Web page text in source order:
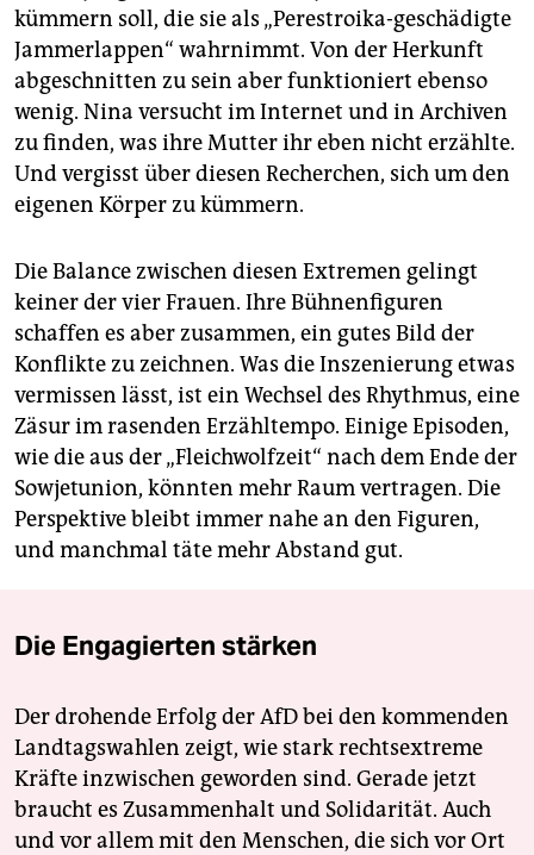
kümmern soll, die sie als „Perestroika-geschädigte
Jammerlappen“ wahrnimmt. Von der Herkunft
abgeschnitten zu sein aber funktioniert ebenso
wenig. Nina versucht im Internet und in Archiven
zu finden, was ihre Mutter ihr eben nicht erzählte.
Und vergisst über diesen Recherchen, sich um den
eigenen Körper zu kümmern.
Die Balance zwischen diesen Extremen gelingt
keiner der vier Frauen. Ihre Bühnenfiguren
schaffen es aber zusammen, ein gutes Bild der
Konflikte zu zeichnen. Was die Inszenierung etwas
vermissen lässt, ist ein Wechsel des Rhythmus, eine
Zäsur im rasenden Erzähltempo. Einige Episoden,
wie die aus der „Fleichwolfzeit“ nach dem Ende der
Sowjetunion, könnten mehr Raum vertragen. Die
Perspektive bleibt immer nahe an den Figuren,
und manchmal täte mehr Abstand gut.
Die Engagierten stärken
Der drohende Erfolg der AfD bei den kommenden
Landtagswahlen zeigt, wie stark rechtsextreme
Kräfte inzwischen geworden sind. Gerade jetzt
braucht es Zusammenhalt und Solidarität. Auch
und vor allem mit den Menschen, die sich vor Ort